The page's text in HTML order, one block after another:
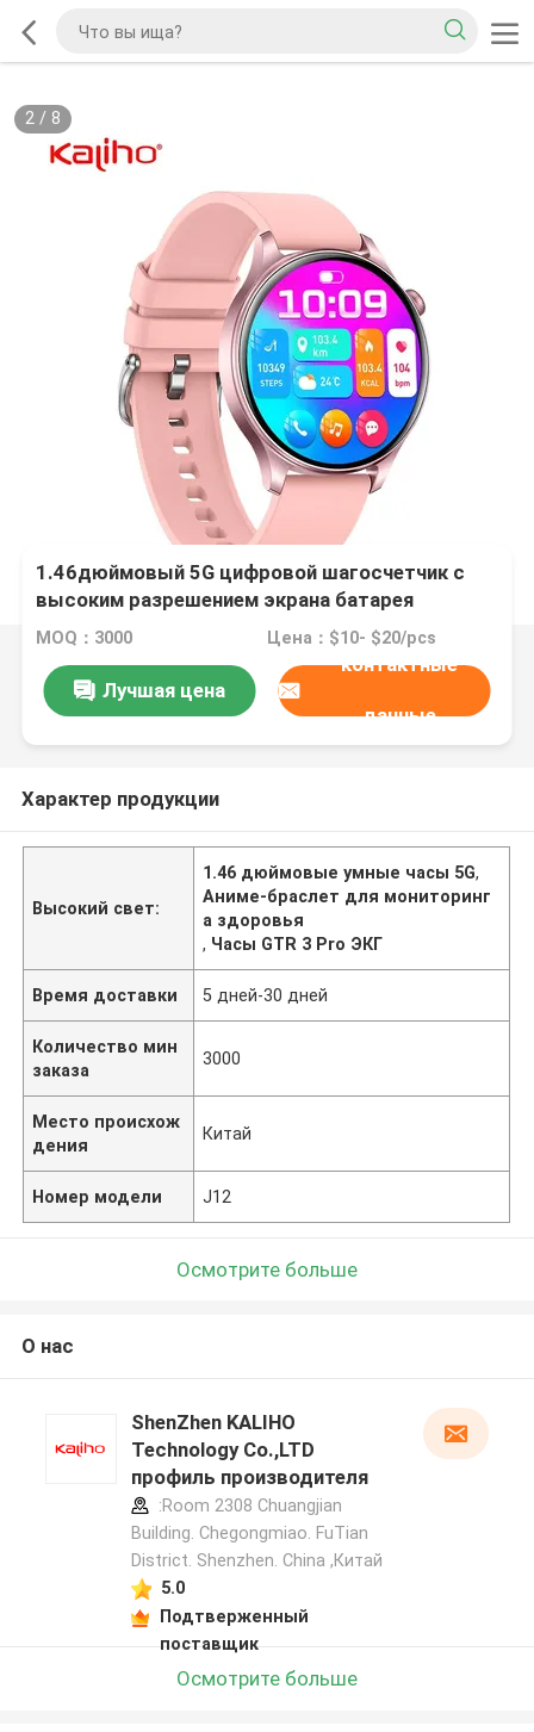
2/ 8
1.46дюймовый 5G цифровой шагосчетчик с
высоким разрешением экрана батарея
пользовательский мониторинг здоровья
аниме запястье спортзал GTR 3 Pro смартфон
звонит J12 смотреть браслет расписание
покупок напоминание функция ЭКГ
MOQ：3000 Цена：$10- $20/pcs
Лучшая цена
контактные
данные
Характер продукции
Высокий свет:
1.46 дюймовые умные часы 5G,
Аниме-браслет для мониторинг
а здоровья
, Часы GTR 3 Pro ЭКГ
Время доставки 5 дней-30 дней
Количество мин
заказа
3000
Место происхож
дения
Китай
Номер модели J12
Осмотрите больше
О нас
ShenZhen KALIHO
Technology Co.,LTD
профиль производителя
:Room 2308 Chuangjian
Building. Chegongmiao. FuTian
District. Shenzhen. China ,Китай
5.0
Подтверженный
поставщик
Осмотрите больше